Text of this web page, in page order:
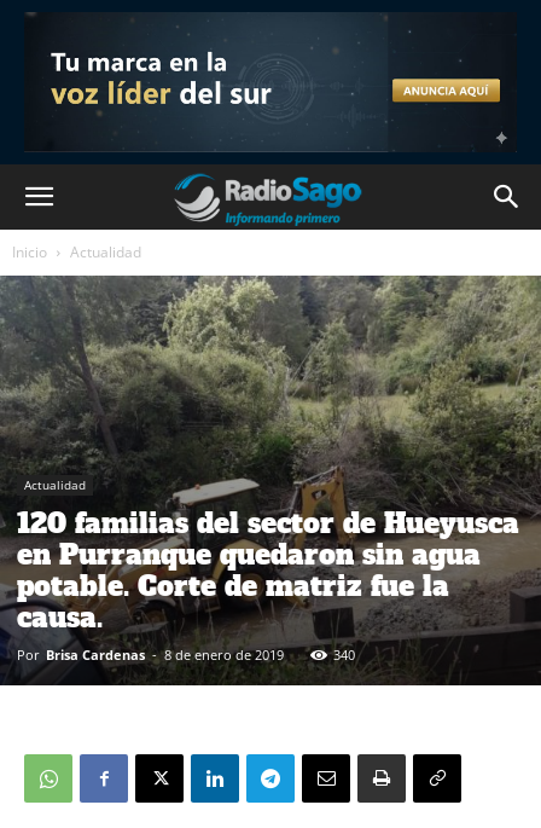
Inicio Actualidad
Actualidad
120 familias del sector de Hueyusca
en Purranque quedaron sin agua
potable. Corte de matriz fue la
causa.
Por Brisa Cardenas - 8 de enero de 2019 340